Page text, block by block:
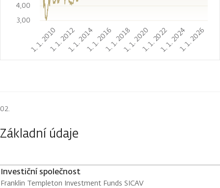
1. 1. 20101. 1. 20121. 1. 20141. 1. 20161. 1. 20181. 1. 20201. 1. 20221. 1. 20241. 1. 2026
3,00
4,00
Základní údaje
Investiční společnost
Franklin Templeton Investment Funds SICAV